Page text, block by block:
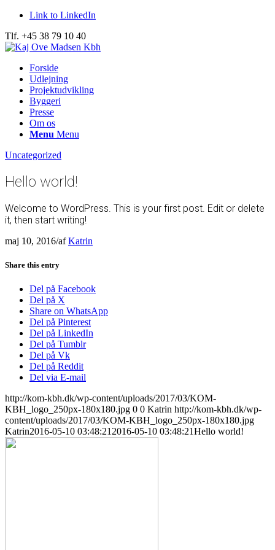
Link to LinkedIn
Tlf. +45 38 79 10 40
Forside
Udlejning
Projektudvikling
Byggeri
Presse
Om os
Menu Menu
Uncategorized
Hello world!
Welcome to WordPress. This is your first post. Edit or delete
it, then start writing!
maj 10, 2016/afKatrin
Share this entry
Del på Facebook
Del på X
Share on WhatsApp
Del på Pinterest
Del på LinkedIn
Del på Tumblr
Del på Vk
Del på Reddit
Del via E-mail
http://kom-kbh.dk/wp-content/uploads/2017/03/KOM-
KBH_logo_250px-180x180.jpg 0 0 Katrin http://kom-kbh.dk/wp-
content/uploads/2017/03/KOM-KBH_logo_250px-180x180.jpg
Katrin2016-05-10 03:48:21 2016-05-10 03:48:21Hello world!